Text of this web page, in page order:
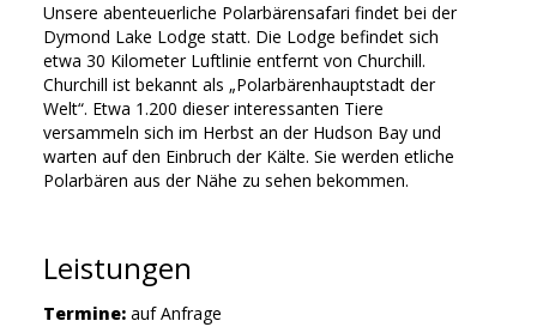
Unsere abenteuerliche Polarbärensafari findet bei der
Dymond Lake Lodge statt. Die Lodge befindet sich
etwa 30 Kilometer Luftlinie entfernt von Churchill.
Churchill ist bekannt als „Polarbärenhauptstadt der
Welt“. Etwa 1.200 dieser interessanten Tiere
versammeln sich im Herbst an der Hudson Bay und
warten auf den Einbruch der Kälte. Sie werden etliche
Polarbären aus der Nähe zu sehen bekommen.
Leistungen
Termine: auf Anfrage